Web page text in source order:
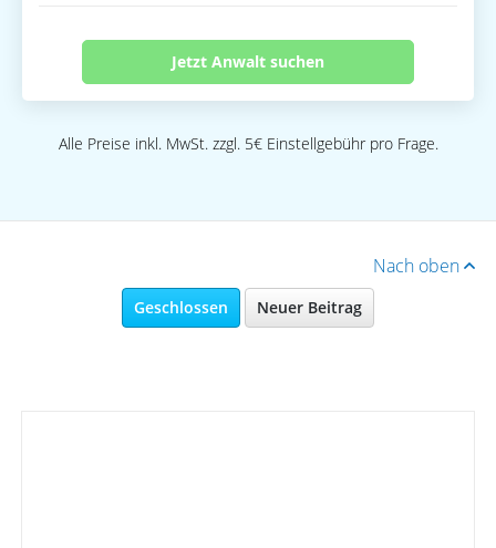
Jetzt Anwalt suchen
Alle Preise inkl. MwSt. zzgl. 5€ Einstellgebühr pro Frage.
Nach oben
Geschlossen Neuer Beitrag